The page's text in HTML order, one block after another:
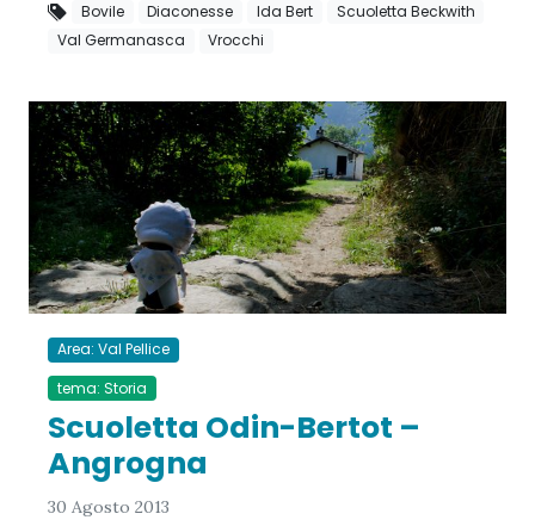
Bovile Diaconesse Ida Bert
Scuoletta Beckwith
Val Germanasca
Vrocchi
Area: Val Pellice
tema: Storia
Scuoletta Odin-Bertot –
Angrogna
30 Agosto 2013